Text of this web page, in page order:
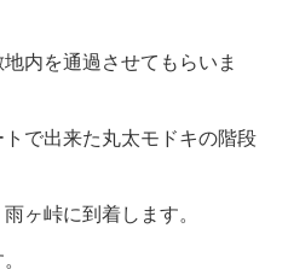
内を通過させてもらいま
で出来た丸太モドキの階段
ヶ峠に到着します。